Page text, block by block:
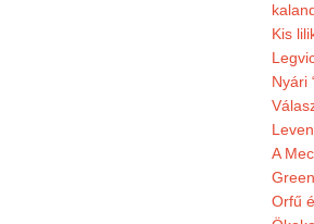
Kis
Nyári
A
Orfű